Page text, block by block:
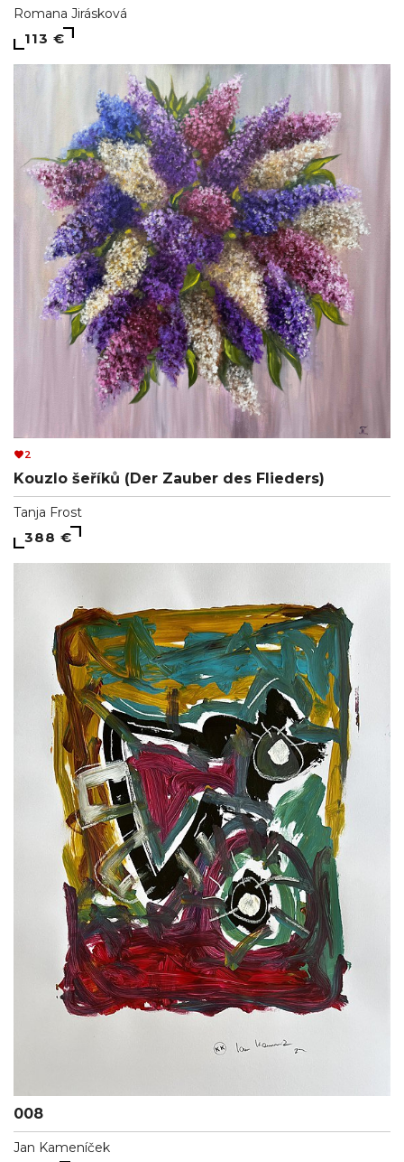
Romana Jirásková
113 €
2
Kouzlo šeříků (Der Zauber des Flieders)
Tanja Frost
388 €
008
Jan Kameníček